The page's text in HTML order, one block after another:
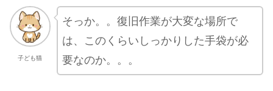
子ども猫
そっか。。復旧作業が大変な場所で
は、このくらいしっかりした手袋が必
要なのか。。。